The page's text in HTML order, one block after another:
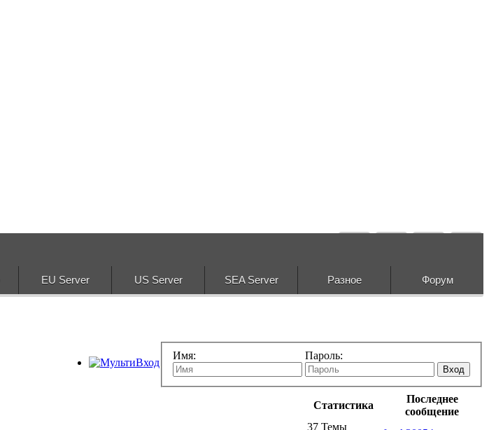
EU Server US Server SEA Server Разное Форум
Имя: Пароль:
Вход
Статистика
Последнее
сообщение
37 Темы